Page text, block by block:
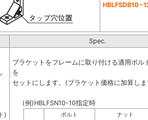
Spec.
)
ブラケットをフレームに取り付ける適用ボル
を
セットにします。(ブラケット価格に加算し
(例)HBLFSN10-10指定時
ボルト
ナット